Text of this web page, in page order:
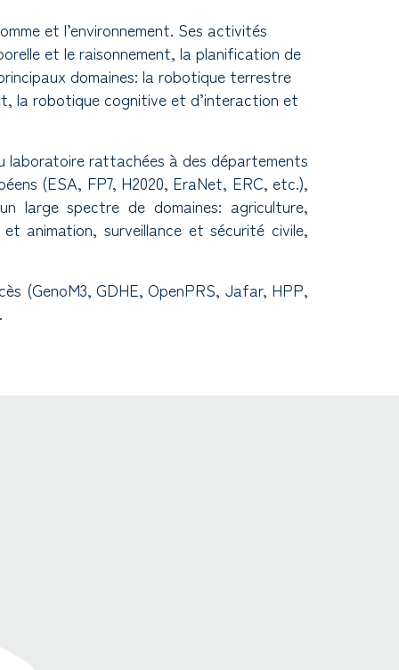
et l’environnement. Ses activités
et le raisonnement, la planification de
domaines: la robotique terrestre
la robotique cognitive et d’interaction et
laboratoire rattachées à des départements
(ESA, FP7, H2020, EraNet, ERC, etc.),
large spectre de domaines: agriculture,
animation, surveillance et sécurité civile,
(GenoM3, GDHE, OpenPRS, Jafar, HPP,